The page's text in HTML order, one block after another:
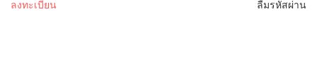
ลืมรหัสผ่าน
ลงทะเบียน